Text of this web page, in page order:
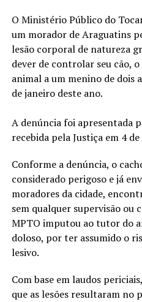
O Ministério Público do
um morador de Araguatins
lesão corporal de natureza
dever de controlar seu cão,
animal a um menino de dois
de janeiro deste ano.
A denúncia foi apresentada
recebida pela Justiça em 4
Conforme a denúncia, o
considerado perigoso e já
moradores da cidade,
sem qualquer supervisão ou
MPTO imputou ao tutor do
doloso, por ter assumido o
lesivo.
Com base em laudos
que as lesões resultaram no